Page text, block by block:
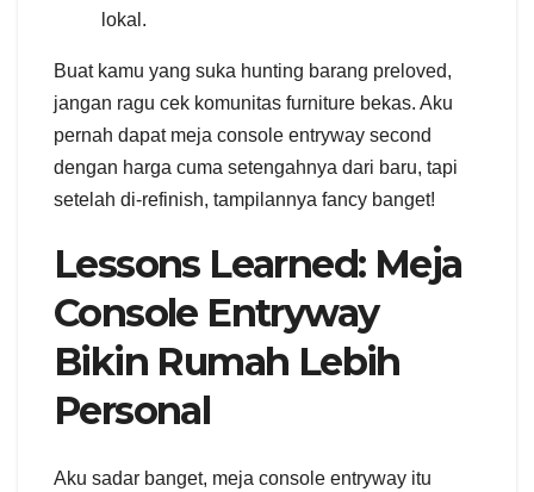
lokal.
Buat kamu yang suka hunting barang preloved,
jangan ragu cek komunitas furniture bekas. Aku
pernah dapat meja console entryway second
dengan harga cuma setengahnya dari baru, tapi
setelah di-refinish, tampilannya fancy banget!
Lessons Learned: Meja
Console Entryway
Bikin Rumah Lebih
Personal
Aku sadar banget, meja console entryway itu